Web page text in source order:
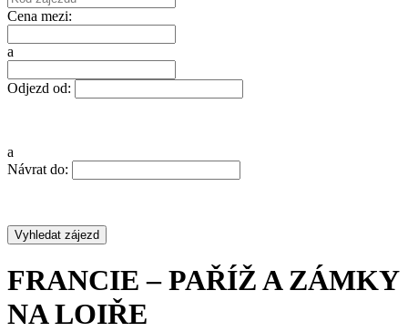
Cena mezi:
a
Odjezd od:
a
Návrat do:
FRANCIE – PAŘÍŽ A ZÁMKY
NA LOIŘE